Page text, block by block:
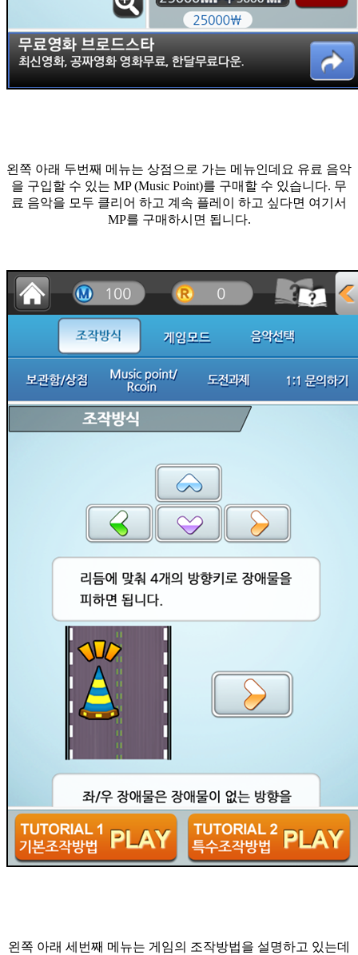
왼쪽 아래 두번째 메뉴는 상점으로 가는 메뉴인데요 유료 음악
을 구입할 수 있는 MP (Music Point)를 구매할 수 있습니다. 무
료 음악을 모두 클리어 하고 계속 플레이 하고 싶다면 여기서
MP를 구매하시면 됩니다.
왼쪽 아래 세번째 메뉴는 게임의 조작방법을 설명하고 있는데